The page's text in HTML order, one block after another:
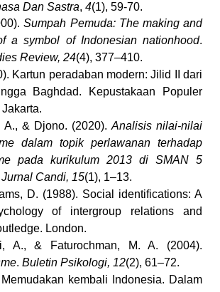
Dan Sastra, 4(1), 59-70.
Sumpah Pemuda: The making and
a symbol of Indonesian nationhood.
Review, 24(4), 377–410.
Kartun peradaban modern: Jilid II dari
Baghdad. Kepustakaan Populer
A., & Djono. (2020). Analisis nilai-nilai
dalam topik perlawanan terhadap
pada kurikulum 2013 di SMAN 5
Jurnal Candi, 15(1), 1–13.
D. (1988). Social identifications: A
of intergroup relations and
London.
A., & Faturochman, M. A. (2004).
. Buletin Psikologi, 12(2), 61–72.
kembali Indonesia. Dalam